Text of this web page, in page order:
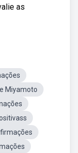
as
Miyamoto